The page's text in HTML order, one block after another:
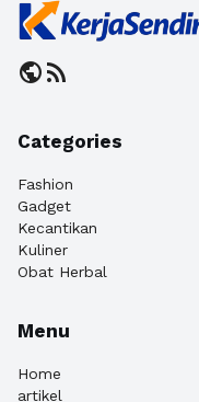
publicrss_feed
Categories
Fashion
Gadget
Kecantikan
Kuliner
Obat Herbal
Menu
Home
artikel